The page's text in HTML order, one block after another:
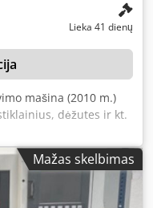
Lieka 41 dienų
mašina (2010 m.)
dėžutes ir kt.
per valandą. Pakuotė
po 200 g (1 x 1 x 1) (1
850 mm ilgis 1900
ProBlue 7“
U D Do Esck
Mažas skelbimas